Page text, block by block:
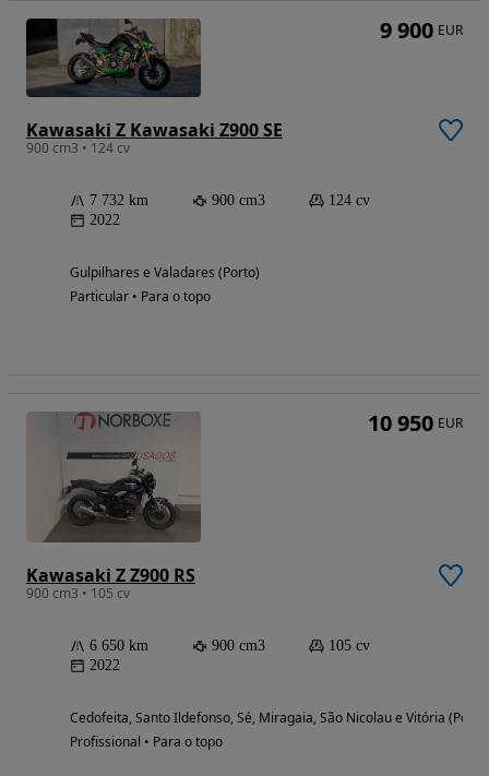
Kawasaki Z Kawasaki Z900 SE
900 cm3 • 124 cv
7 732 km 900 cm3
124 cv
2022
Gulpilhares e Valadares (Porto)
Particular • Para o topo
9 900 EUR
Kawasaki Z Z900 RS
900 cm3 • 105 cv
6 650 km 900 cm3
105 cv
2022
Cedofeita, Santo Ildefonso, Sé, Miragaia, São Nicolau e Vitória (Porto)
Profissional • Para o topo
10 950 EUR